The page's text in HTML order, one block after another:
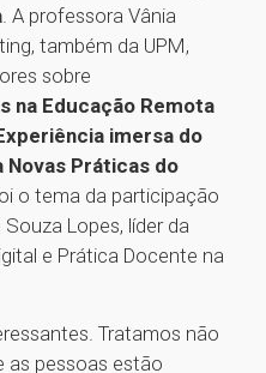
. A professora Vânia
também da UPM,
sobre
na Educação Remota
imersa do
Novas Práticas do
o tema da participação
Lopes, líder da
e Prática Docente na
Tratamos não
as pessoas estão